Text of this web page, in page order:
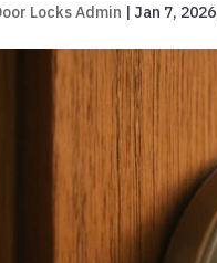
Locks Admin | Jan 7, 2026